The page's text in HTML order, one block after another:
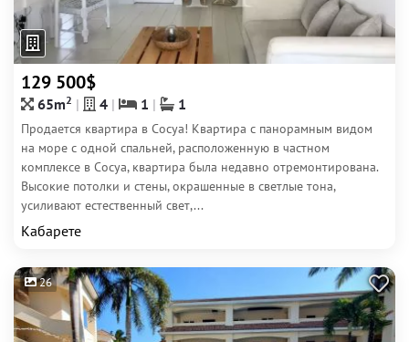
129 500$
65m2 4 1 1
Продается квартира в Сосуа! Квартира с панорамным видом
на море с одной спальней, расположенную в частном
комплексе в Сосуа, квартира была недавно отремонтирована.
Высокие потолки и стены, окрашенные в светлые тона,
усиливают естественный свет,...
Кабарете
26